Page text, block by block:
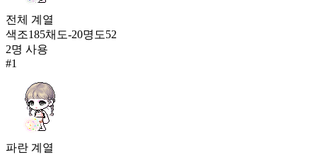
선샤인 코튼 캔디
425
188
달달 포근
쿨썸머 보드
전체 계열
색조185채도-20명도52
2명 사용
#1
파란 계열